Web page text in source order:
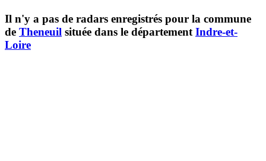
Il n'y a pas de radars enregistrés pour la commune
de Theneuil située dans le département Indre-et-
Loire